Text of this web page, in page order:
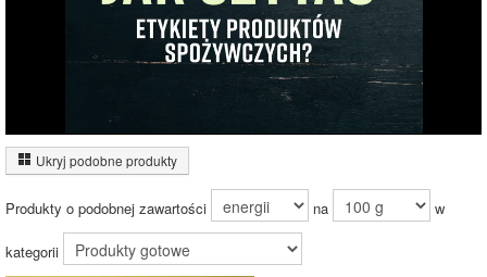
81%
tłuszczów (3%)
Energia z
węglowodanów
92.1%
Ukryj podobne produkty
Produkty o podobnej zawartości na w
kategorii